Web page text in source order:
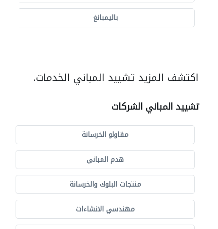
باليمبانغ
اكتشف المزيد تشييد المباني الخدمات.
تشييد المباني الشركات
مقاولو الخرسانة
هدم المباني
منتجات البلوك والخرسانة
مهندسي الانشاءات